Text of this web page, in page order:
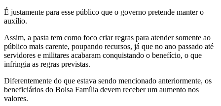
É justamente para esse público que o governo pretende manter o
auxílio.
Assim, a pasta tem como foco criar regras para atender somente ao
público mais carente, poupando recursos, já que no ano passado até
servidores e militares acabaram conquistando o benefício, o que
infringia as regras previstas.
Diferentemente do que estava sendo mencionado anteriormente, os
beneficiários do Bolsa Família devem receber um aumento nos
valores.